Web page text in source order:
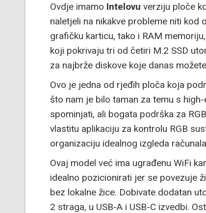
Ovdje imamo Intelovu verziju ploče
naletjeli na nikakve probleme niti
grafičku karticu, tako i RAM
koji pokrivaju tri od četiri M.2 SSD
za najbrže diskove koje danas
Ovo je jedna od rjeđih ploča koja
što nam je bilo taman za temu s
spominjati, ali bogata podrška za
vlastitu aplikaciju za kontrolu RGB
organizaciju idealnog izgleda
Ovaj model već ima ugrađenu WiFi
idealno pozicionirati jer se povezuje
bez lokalne žice. Dobivate dodatan
2 straga, u USB-A i USB-C izvedbi.